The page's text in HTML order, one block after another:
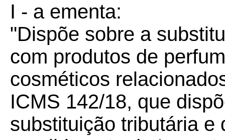
I - a ementa:
"Dispõe sobre a
com produtos de
cosméticos
ICMS 142/18, que
substituição tributária e